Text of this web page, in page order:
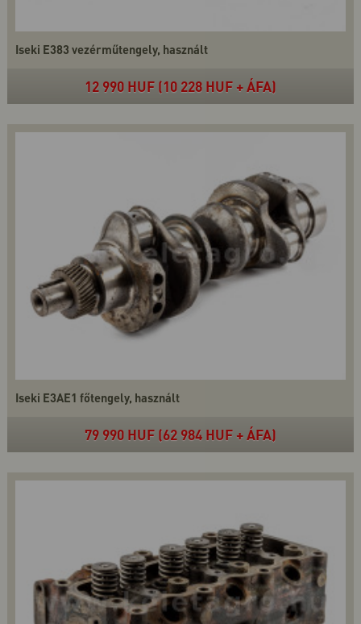
Iseki E383 vezérműtengely, használt
12 990 HUF (10 228 HUF + ÁFA)
Iseki E3AE1 főtengely, használt
79 990 HUF (62 984 HUF + ÁFA)